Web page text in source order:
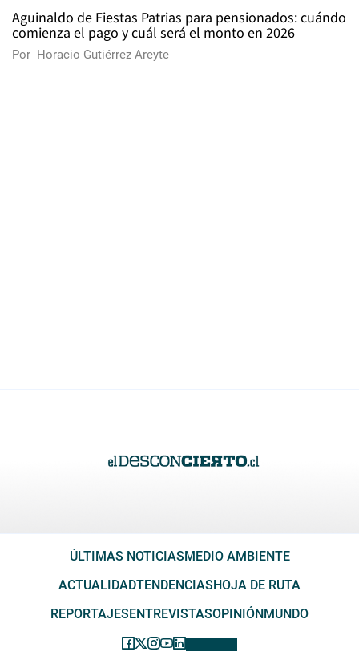
Aguinaldo de Fiestas Patrias para pensionados: cuándo
comienza el pago y cuál será el monto en 2026
Por Horacio Gutiérrez Areyte
ÚLTIMAS NOTICIAS MEDIO AMBIENTE
ACTUALIDADTENDENCIAS HOJA DE RUTA
REPORTAJES ENTREVISTASOPINIÓN MUNDO